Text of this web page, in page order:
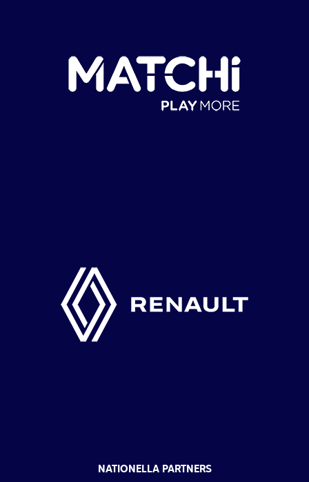
NATIONELLA PARTNERS